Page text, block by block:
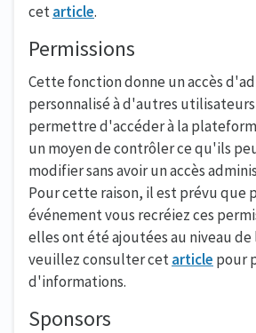
cetarticle.
Permissions
Cette fonction donne un accès
personnalisé à d'autres
permettre d'accéder à la
un moyen de contrôler ce qu'ils
modifier sans avoir un accès
Pour cette raison, il est prévu que
événement vous recréiez ces
elles ont été ajoutées au niveau
veuillez consulter cetarticle pour
d'informations.
Sponsors